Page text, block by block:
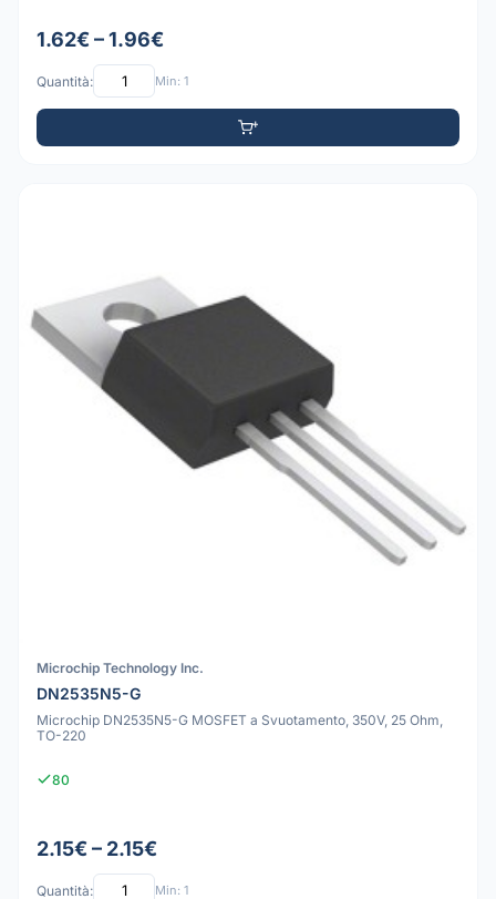
1.62€ – 1.96€
Quantità: Min: 1
Microchip Technology Inc.
DN2535N5-G
Microchip DN2535N5-G MOSFET a Svuotamento, 350V, 25 Ohm,
TO-220
80
2.15€ – 2.15€
Quantità: Min: 1